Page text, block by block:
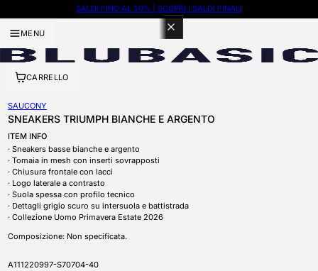
SALDI FINO AL 50% | SCOPRI I SALDI FINALI
100 PUNTI CON ISCRIZIONE A BLUBASIC THE CLUB
MENU
CARRELLO
SAUCONY
SNEAKERS TRIUMPH BIANCHE E ARGENTO
ITEM INFO
Sneakers basse bianche e argento
Tomaia in mesh con inserti sovrapposti
Chiusura frontale con lacci
Logo laterale a contrasto
Suola spessa con profilo tecnico
Dettagli grigio scuro su intersuola e battistrada
Collezione Uomo Primavera Estate 2026
Composizione: Non specificata.
SKU
A111220997-S70704-40